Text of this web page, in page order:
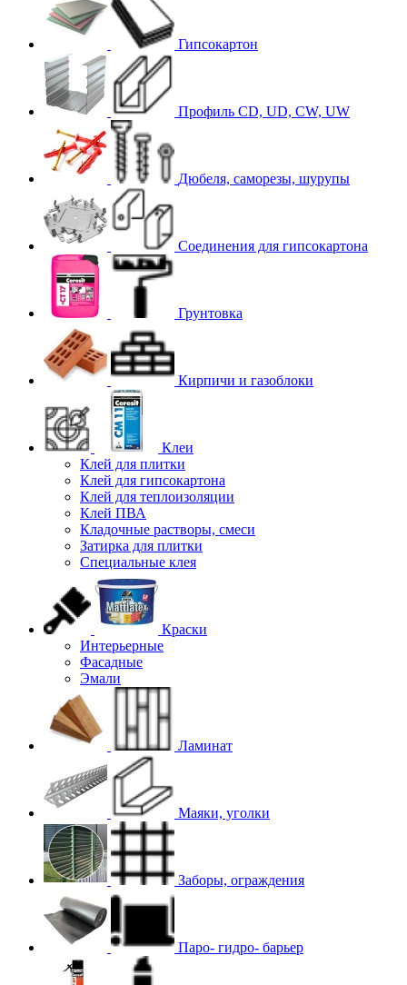
Гипсокартон
Профиль CD, UD, CW, UW
Дюбеля, саморезы, шурупы
Соединения для гипcокартона
Грунтовка
Кирпичи и газоблоки
Клеи
Клей для плитки
Клей для гипсокартона
Клей для теплоизоляции
Клей ПВА
Кладочные растворы, смеси
Затирка для плитки
Специальные клея
Краски
Интерьерные
Фасадные
Эмали
Ламинат
Маяки, уголки
Заборы, ограждения
Паро- гидро- барьер